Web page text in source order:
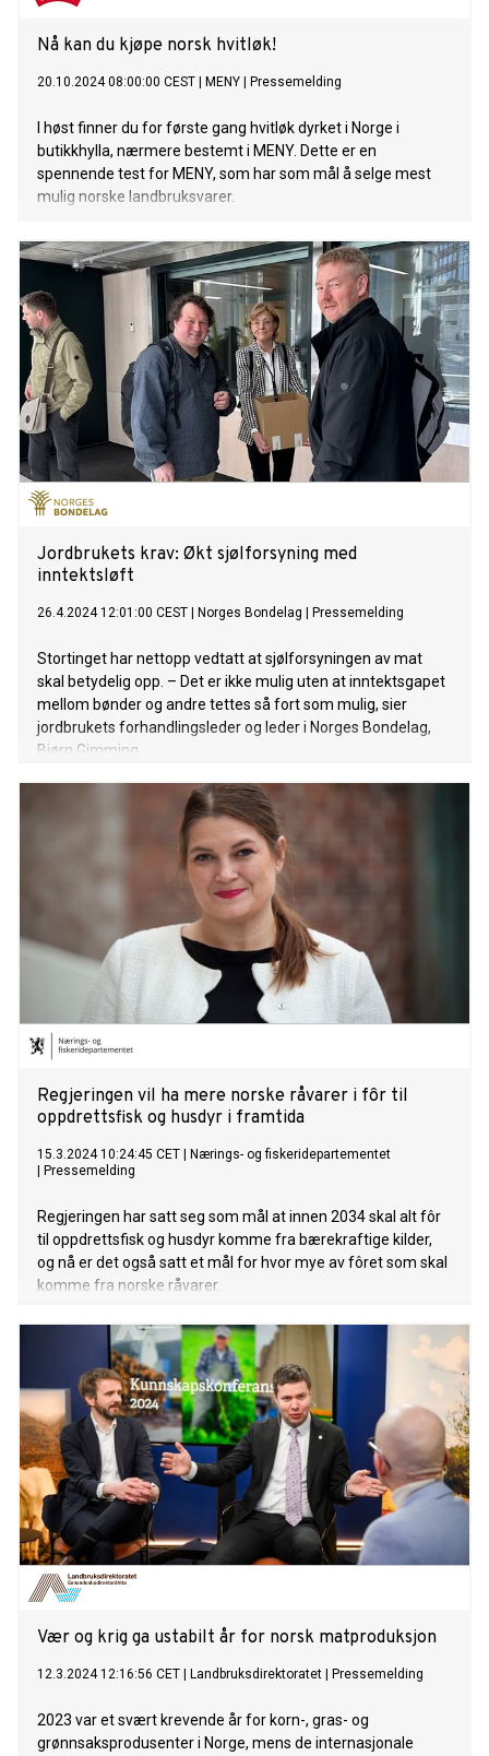
Nå kan du kjøpe norsk hvitløk!
20.10.2024 08:00:00 CEST MENY Pressemelding
I høst finner du for første gang hvitløk dyrket i Norge i
butikkhylla, nærmere bestemt i MENY. Dette er en
spennende test for MENY, som har som mål å selge mest
mulig norske landbruksvarer.
Jordbrukets krav: Økt sjølforsyning med
inntektsløft
26.4.2024 12:01:00 CEST Norges Bondelag Pressemelding
Stortinget har nettopp vedtatt at sjølforsyningen av mat
skal betydelig opp. – Det er ikke mulig uten at inntektsgapet
mellom bønder og andre tettes så fort som mulig, sier
jordbrukets forhandlingsleder og leder i Norges Bondelag,
Bjørn Gimming.
Regjeringen vil ha mere norske råvarer i fôr til
oppdrettsfisk og husdyr i framtida
15.3.2024 10:24:45 CET
Nærings- og fiskeridepartementet
Pressemelding
Regjeringen har satt seg som mål at innen 2034 skal alt fôr
til oppdrettsfisk og husdyr komme fra bærekraftige kilder,
og nå er det også satt et mål for hvor mye av fôret som skal
komme fra norske råvarer.
Vær og krig ga ustabilt år for norsk matproduksjon
12.3.2024 12:16:56 CET Landbruksdirektoratet Pressemelding
2023 var et svært krevende år for korn-, gras- og
grønnsaksprodusenter i Norge, mens de internasjonale